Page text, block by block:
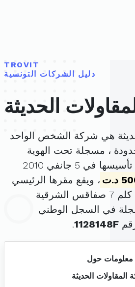
TROVIT
دليل الشركات التونسية
الحديثة
هي شركة الشخص الواحد
، مسجلة تحت الهوية
. تم تأسيسها في 5 جانفي 2010
د.ت
، ويقع مقرها الرئيسي
في طريق السلطنية كلم 7 صفاقس الشرقية
في السجل الوطني
1128148F
.
معلومات حول
المقاولات الحديثة